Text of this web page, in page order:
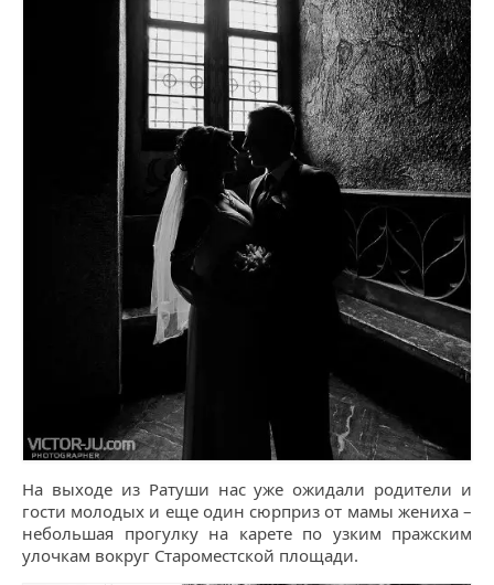
На выходе из Ратуши нас уже ожидали родители и
гости молодых и еще один сюрприз от мамы жениха –
небольшая прогулку на карете по узким пражским
улочкам вокруг Староместской площади.